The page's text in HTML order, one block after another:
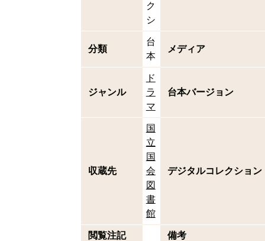
ク
シ
分類
台
本
メディア
ジャンル
ド
ラ
マ
台本バージョン
収蔵先
国
立
国
会
図
書
館
デジタルコレクション
閲覧注記 備考